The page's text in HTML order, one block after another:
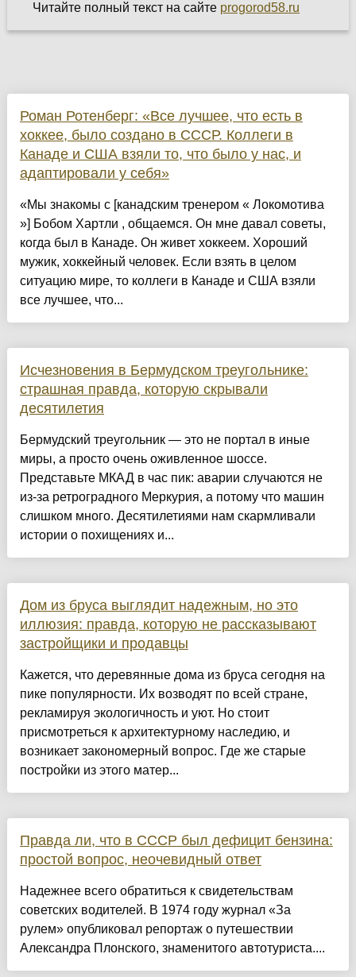
Читайте полный текст на сайте progorod58.ru
Роман Ротенберг: «Все лучшее, что есть в
хоккее, было создано в СССР. Коллеги в
Канаде и США взяли то, что было у нас, и
адаптировали у себя»
«Мы знакомы с [канадским тренером « Локомотива
»] Бобом Хартли , общаемся. Он мне давал советы,
когда был в Канаде. Он живет хоккеем. Хороший
мужик, хоккейный человек. Если взять в целом
ситуацию мире, то коллеги в Канаде и США взяли
все лучшее, что...
Исчезновения в Бермудском треугольнике:
страшная правда, которую скрывали
десятилетия
Бермудский треугольник — это не портал в иные
миры, а просто очень оживленное шоссе.
Представьте МКАД в час пик: аварии случаются не
из-за ретроградного Меркурия, а потому что машин
слишком много. Десятилетиями нам скармливали
истории о похищениях и...
Дом из бруса выглядит надежным, но это
иллюзия: правда, которую не рассказывают
застройщики и продавцы
Кажется, что деревянные дома из бруса сегодня на
пике популярности. Их возводят по всей стране,
рекламируя экологичность и уют. Но стоит
присмотреться к архитектурному наследию, и
возникает закономерный вопрос. Где же старые
постройки из этого матер...
Правда ли, что в СССР был дефицит бензина:
простой вопрос, неочевидный ответ
Надежнее всего обратиться к свидетельствам
советских водителей. В 1974 году журнал «За
рулем» опубликовал репортаж о путешествии
Александра Плонского, знаменитого автотуриста....